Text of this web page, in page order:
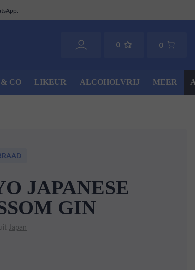
0 0
CO LIKEUR ALCOHOLVRIJ MEER
JAPANESE
GIN
Japan